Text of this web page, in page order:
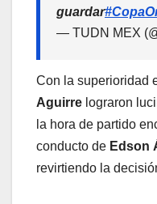
guardar
— TUDN MEX
Con la superioridad
Aguirre lograron
la hora de partido
conducto de Edson
revirtiendo la